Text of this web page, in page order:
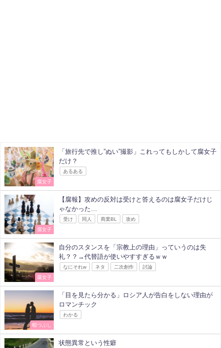
腐女子
「旅行先で推し”ぬい”撮影」これってもしかして腐女子
だけ？
あるある
腐女子
【腐報】攻めの反対は受けと答えるのは腐女子だけじ
ゃなかった…
受け 同人 商業BL 攻め
腐女子
自分のスタンスを「宗教上の理由」っていうのは失
礼？？→代替語が使いやすすぎるｗｗ
なにそれw ネタ 二次創作 討論
暇つぶし
「目を見たら分かる」ロシア人が告白をしない理由が
ロマンチック
わかる
状態異常という性癖